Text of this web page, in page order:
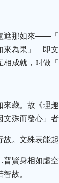
遮那如來——
為果」，即
成就，叫做「
藏。故《理
殊而發心」者
。文殊表能
賢身相如虛
故。